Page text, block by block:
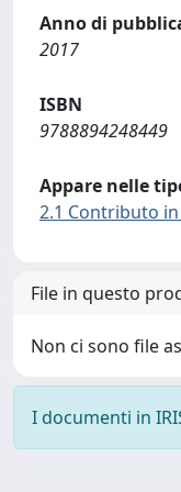
Anno di
2017
ISBN
9788894248449
Appare nelle
2.1 Contributo
File in questo
Non ci sono file
I documenti in